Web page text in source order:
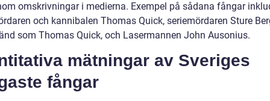
omskrivningar i medierna. Exempel på sådana fångar
och kannibalen Thomas Quick, seriemördaren Sture
som Thomas Quick, och Lasermannen John Ausonius.
mätningar av Sveriges
fångar